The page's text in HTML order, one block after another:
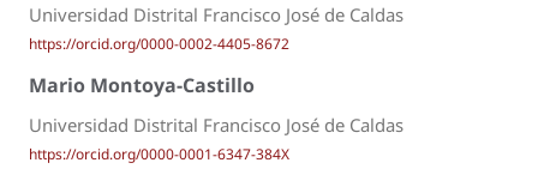
Universidad Distrital Francisco José de Caldas
https://orcid.org/0000-0002-4405-8672
Mario Montoya-Castillo
Universidad Distrital Francisco José de Caldas
https://orcid.org/0000-0001-6347-384X